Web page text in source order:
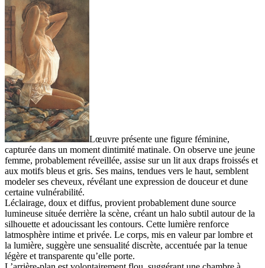
Lœuvre présente une figure féminine,
capturée dans un moment dintimité matinale. On observe une jeune
femme, probablement réveillée, assise sur un lit aux draps froissés et
aux motifs bleus et gris. Ses mains, tendues vers le haut, semblent
modeler ses cheveux, révélant une expression de douceur et dune
certaine vulnérabilité.
Léclairage, doux et diffus, provient probablement dune source
lumineuse située derrière la scène, créant un halo subtil autour de la
silhouette et adoucissant les contours. Cette lumière renforce
latmosphère intime et privée. Le corps, mis en valeur par lombre et
la lumière, suggère une sensualité discrète, accentuée par la tenue
légère et transparente qu’elle porte.